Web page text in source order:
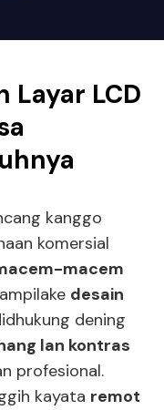
Layar LCD
kanggo
komersial
macem
desain
dening
lan kontras
profesional.
kayata remot